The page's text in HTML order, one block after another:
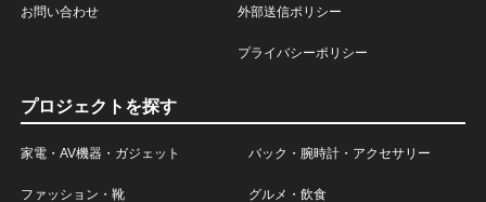
お問い合わせ 外部送信ポリシー
プライバシーポリシー
プロジェクトを探す
家電・AV機器・ガジェット バック・腕時計・アクセサリー
ファッション・靴 グルメ・飲食